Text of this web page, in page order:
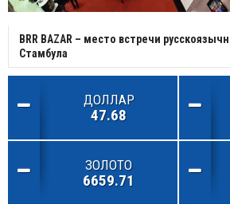
BRR BAZAR – место встречи
Стамбула
ДОЛЛАР
47.68
ЗОЛОТО
6659.71